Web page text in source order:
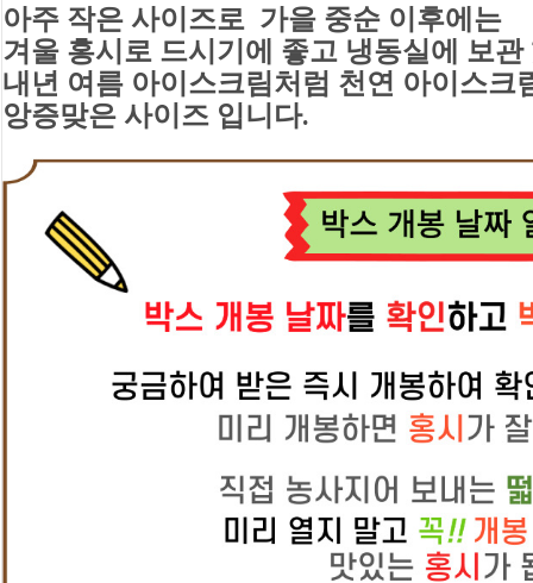
아주 작은 사이즈로  가을 중순 이후에는
겨울 홍시로 드시기에 좋고 냉동실에 보
내년 여름 아이스크림처럼 천연 아이스크
앙증맞은 사이즈 입니다.